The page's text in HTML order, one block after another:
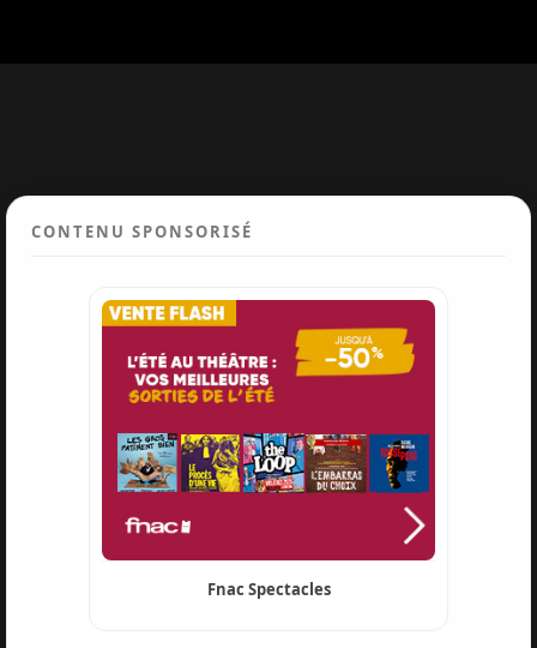
CONTENU SPONSORISÉ
Fnac Spectacles